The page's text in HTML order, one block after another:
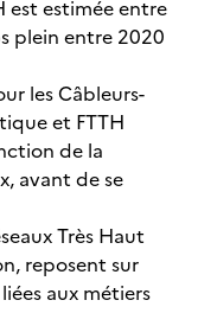
est estimée entre
plein entre 2020
les Câbleurs-
et FTTH
de la
avant de se
Très Haut
reposent sur
aux métiers